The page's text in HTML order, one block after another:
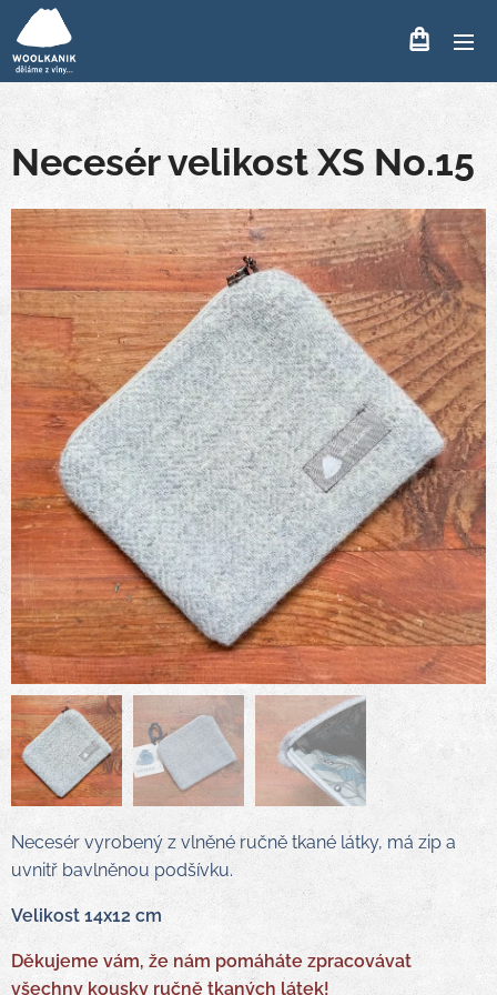
Necesér velikost XS No.15
Necesér vyrobený z vlněné ručně tkané látky, má zip a
uvnitř bavlněnou podšívku.
Velikost 14x12 cm
Děkujeme vám, že nám pomáháte zpracovávat
všechny kousky ručně tkaných látek!